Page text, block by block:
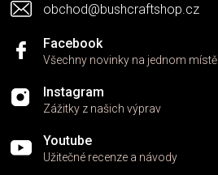
obchod@bushcraftshop.cz
Facebook
Všechny novinky na jednom místě
Instagram
Zážitky z našich výprav
Youtube
Užitečné recenze a návody